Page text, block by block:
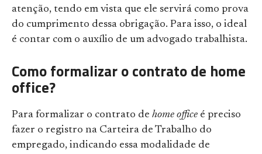
atenção, tendo em vista que ele servirá como prova
do cumprimento dessa obrigação. Para isso, o ideal
é contar com o auxílio de um advogado trabalhista.
Como formalizar o contrato de home
office?
Para formalizar o contrato de home office é preciso
fazer o registro na Carteira de Trabalho do
empregado, indicando essa modalidade de